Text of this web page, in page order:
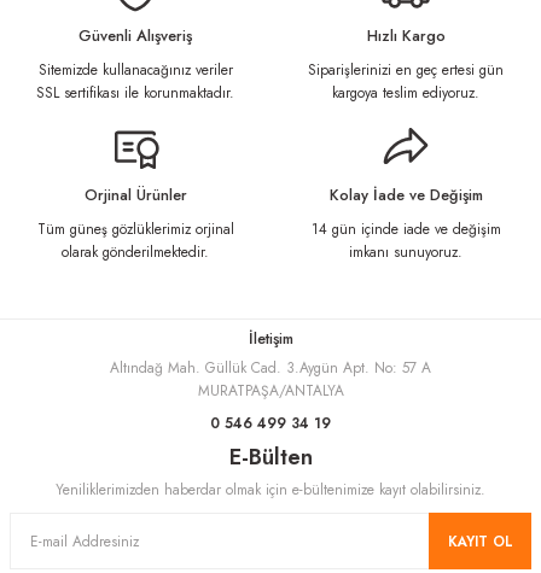
Görüş ve önerileriniz için teşekkür ederiz.
Ürün resmi kalitesiz, bozuk veya görüntülenemiyor.
Ürün bilgilerinde hatalar bulunuyor.
Gönder
Güvenli Alışveriş
Sitemizde kullanacağınız veriler
SSL sertifikası ile korunmaktadır.
Hızlı Kargo
Siparişlerinizi en geç ertesi gün
kargoya teslim ediyoruz.
Orjinal Ürünler
Tüm güneş gözlüklerimiz orjinal
olarak gönderilmektedir.
Kolay İade ve Değişim
14 gün içinde iade ve değişim
imkanı sunuyoruz.
İletişim
Altındağ Mah. Güllük Cad. 3.Aygün Apt. No: 57 A
MURATPAŞA/ANTALYA
0 546 499 34 19
E-Bülten
Yeniliklerimizden haberdar olmak için e-bültenimize kayıt olabilirsiniz.
KAYIT OL